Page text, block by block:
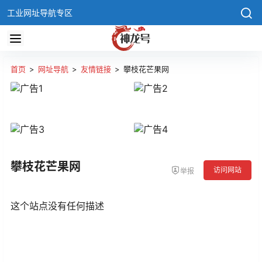
工业网址导航专区
首页 > 网址导航 > 友情链接 > 攀枝花芒果网
攀枝花芒果网 举报 访问网站
这个站点没有任何描述